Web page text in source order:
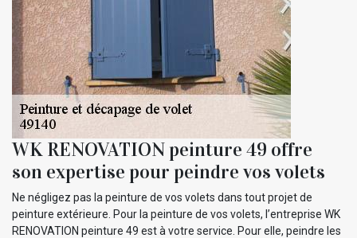
WK RENOVATION peinture 49 offre
son expertise pour peindre vos volets
Ne négligez pas la peinture de vos volets dans tout projet de
peinture extérieure. Pour la peinture de vos volets, l’entreprise WK
RENOVATION peinture 49 est à votre service. Pour elle, peindre les